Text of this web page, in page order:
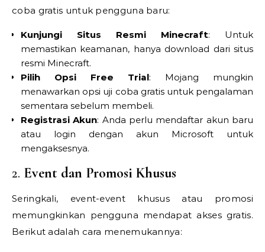
coba gratis untuk pengguna baru:
Kunjungi Situs Resmi Minecraft: Untuk
memastikan keamanan, hanya download dari situs
resmi Minecraft.
Pilih Opsi Free Trial: Mojang mungkin
menawarkan opsi uji coba gratis untuk pengalaman
sementara sebelum membeli.
Registrasi Akun: Anda perlu mendaftar akun baru
atau login dengan akun Microsoft untuk
mengaksesnya.
2. Event dan Promosi Khusus
Seringkali, event-event khusus atau promosi
memungkinkan pengguna mendapat akses gratis.
Berikut adalah cara menemukannya: